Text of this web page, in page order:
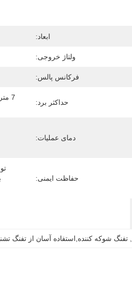
ابعاد:
ولتاژ خروجی:
فرکانس پالس:
حداکثر برد:
دمای عملیات:
حفاظت ایمنی:
, تفنگ شوکه کننده,استفاده آسان از تفنگ